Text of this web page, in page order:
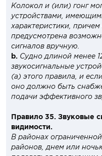
Колокол и (или) гонг
устройствами,
характеристики,
предусмотрена
сигналов вручную.
b. Судно длиной менее
звукосигнальные
(а) этого правила, и
оно должно быть
подачи эффективного
Правило 35. Звуковые
видимости.
В районах
районов, днем или